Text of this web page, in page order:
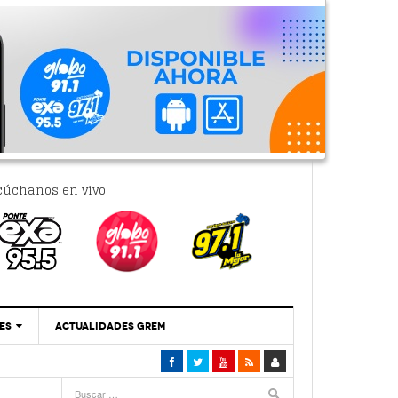
en vivo
‘Se Vale Soñar Con Una Contraloría Ciudadana’
ACTUALIDADES GREM